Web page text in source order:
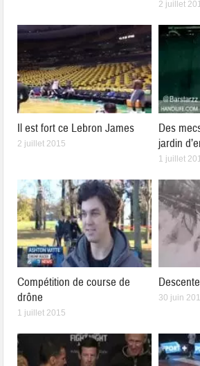
2 juillet
Il est fort ce Lebron James
2 juillet 2015
Des
jardin
1 juillet
Compétition de course de
drône
1 juillet 2015
30 juin